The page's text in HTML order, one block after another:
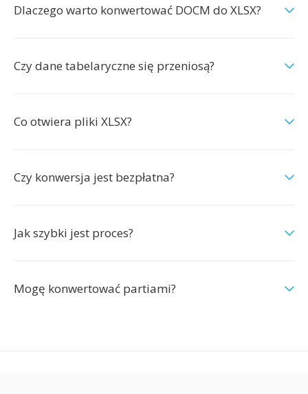
Dlaczego warto konwertować DOCM do XLSX?
Czy dane tabelaryczne się przeniosą?
Co otwiera pliki XLSX?
Czy konwersja jest bezpłatna?
Jak szybki jest proces?
Mogę konwertować partiami?